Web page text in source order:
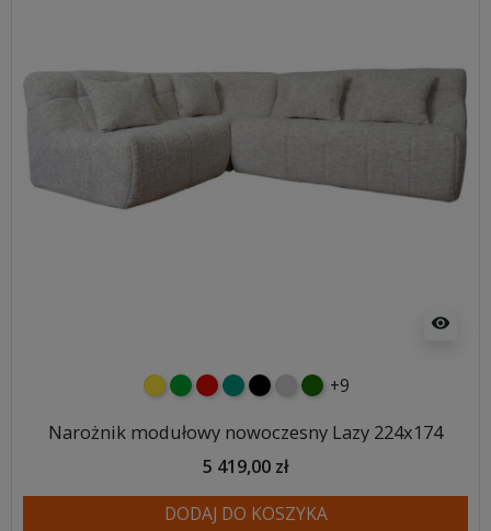
visibility
żółtyzielonyczerwony
turkusowy
czarnyjasnoszary
butelkowa zieleń
+9
Narożnik modułowy nowoczesny Lazy 224x174
5 419,00 zł
DODAJ DO KOSZYKA